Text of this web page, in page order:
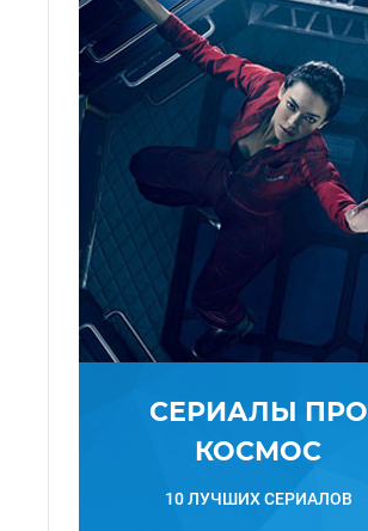
СЕРИАЛЫ ПРО
КОСМОС
10 ЛУЧШИХ СЕРИАЛОВ